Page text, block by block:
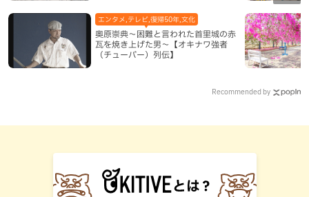
奥原崇典～困難と言われた首里城の赤
瓦を焼き上げた男～【オキナワ強者
（チューバー）列伝】
エンタメ,テレビ,復帰50年,文化
Recommended by